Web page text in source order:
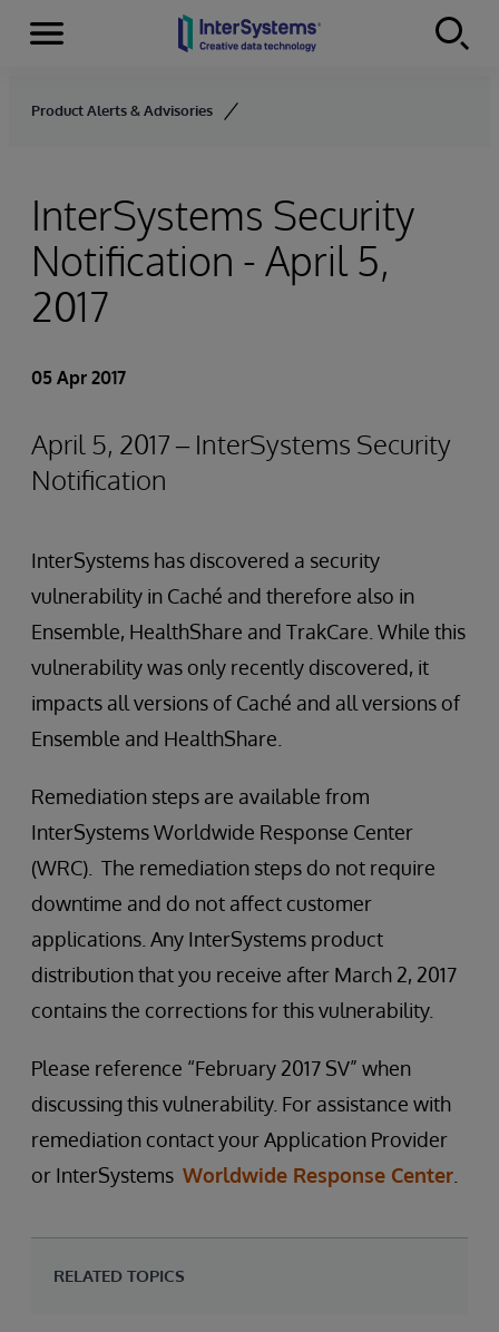
Skip to content
Menu
Product Alerts & Advisories
InterSystems Security
Notification - April 5,
2017
05 Apr 2017
April 5, 2017 – InterSystems Security
Notification
InterSystems has discovered a security
vulnerability in Caché and therefore also in
Ensemble, HealthShare and TrakCare. While this
vulnerability was only recently discovered, it
impacts all versions of Caché and all versions of
Ensemble and HealthShare.
Remediation steps are available from
InterSystems Worldwide Response Center
(WRC). The remediation steps do not require
downtime and do not affect customer
applications. Any InterSystems product
distribution that you receive after March 2, 2017
contains the corrections for this vulnerability.
Please reference “February 2017 SV” when
discussing this vulnerability. For assistance with
remediation contact your Application Provider
or InterSystems Worldwide Response Center
RELATED TOPICS